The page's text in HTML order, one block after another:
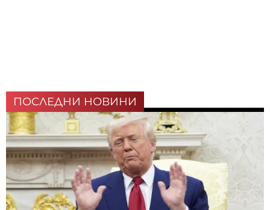
ПОСЛЕДНИ НОВИНИ